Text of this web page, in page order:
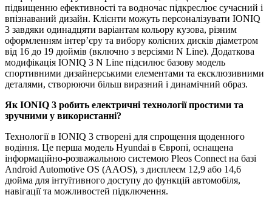
підвищенню ефективності та водночас підкреслює сучасний і
впізнаваний дизайн. Клієнти можуть персоналізувати IONIQ
3 завдяки одинадцяти варіантам кольору кузова, різним
оформленням інтер’єру та вибору колісних дисків діаметром
від 16 до 19 дюймів (включно з версіями N Line). Додаткова
модифікація IONIQ 3 N Line підсилює базову модель
спортивними дизайнерськими елементами та ексклюзивними
деталями, створюючи більш виразний і динамічний образ.
ЯкIONIQ 3 робить електричні технології простими та
зручними у використанні?
Технології в IONIQ 3 створені для спрощення щоденного
водіння. Це перша модель Hyundai в Європі, оснащена
інформаційно-розважальною системою Pleos Connect на базі
Android Automotive OS (AAOS), з дисплеєм 12,9 або 14,6
дюйма для інтуїтивного доступу до функцій автомобіля,
навігації та можливостей підключення.